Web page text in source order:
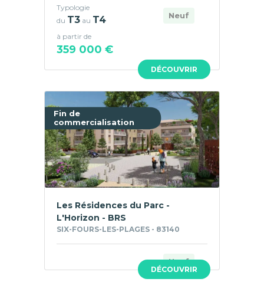
DÉCOUVRIR
Neuf
Typologie
du T3 au T4
à partir de
359 000 €
Fin de
commercialisation
DÉCOUVRIR
Les Résidences du Parc -
L'Horizon - BRS
SIX-FOURS-LES-PLAGES - 83140
Neuf